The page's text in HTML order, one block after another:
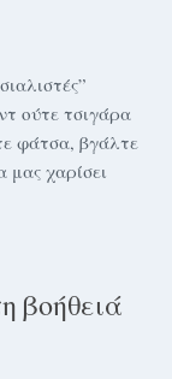
ούτε τσιγάρα
φάτσα, βγάλτε
μας χαρίσει
βοήθειά